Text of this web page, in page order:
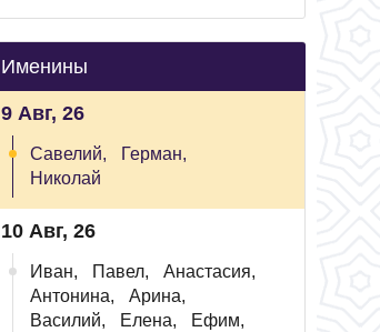
Именины
9 Авг, 26
Савелий,
Герман,
Николай
10 Авг, 26
Иван, Павел,
Анастасия,
Антонина,
Арина,
Василий,
Елена,
Ефим,